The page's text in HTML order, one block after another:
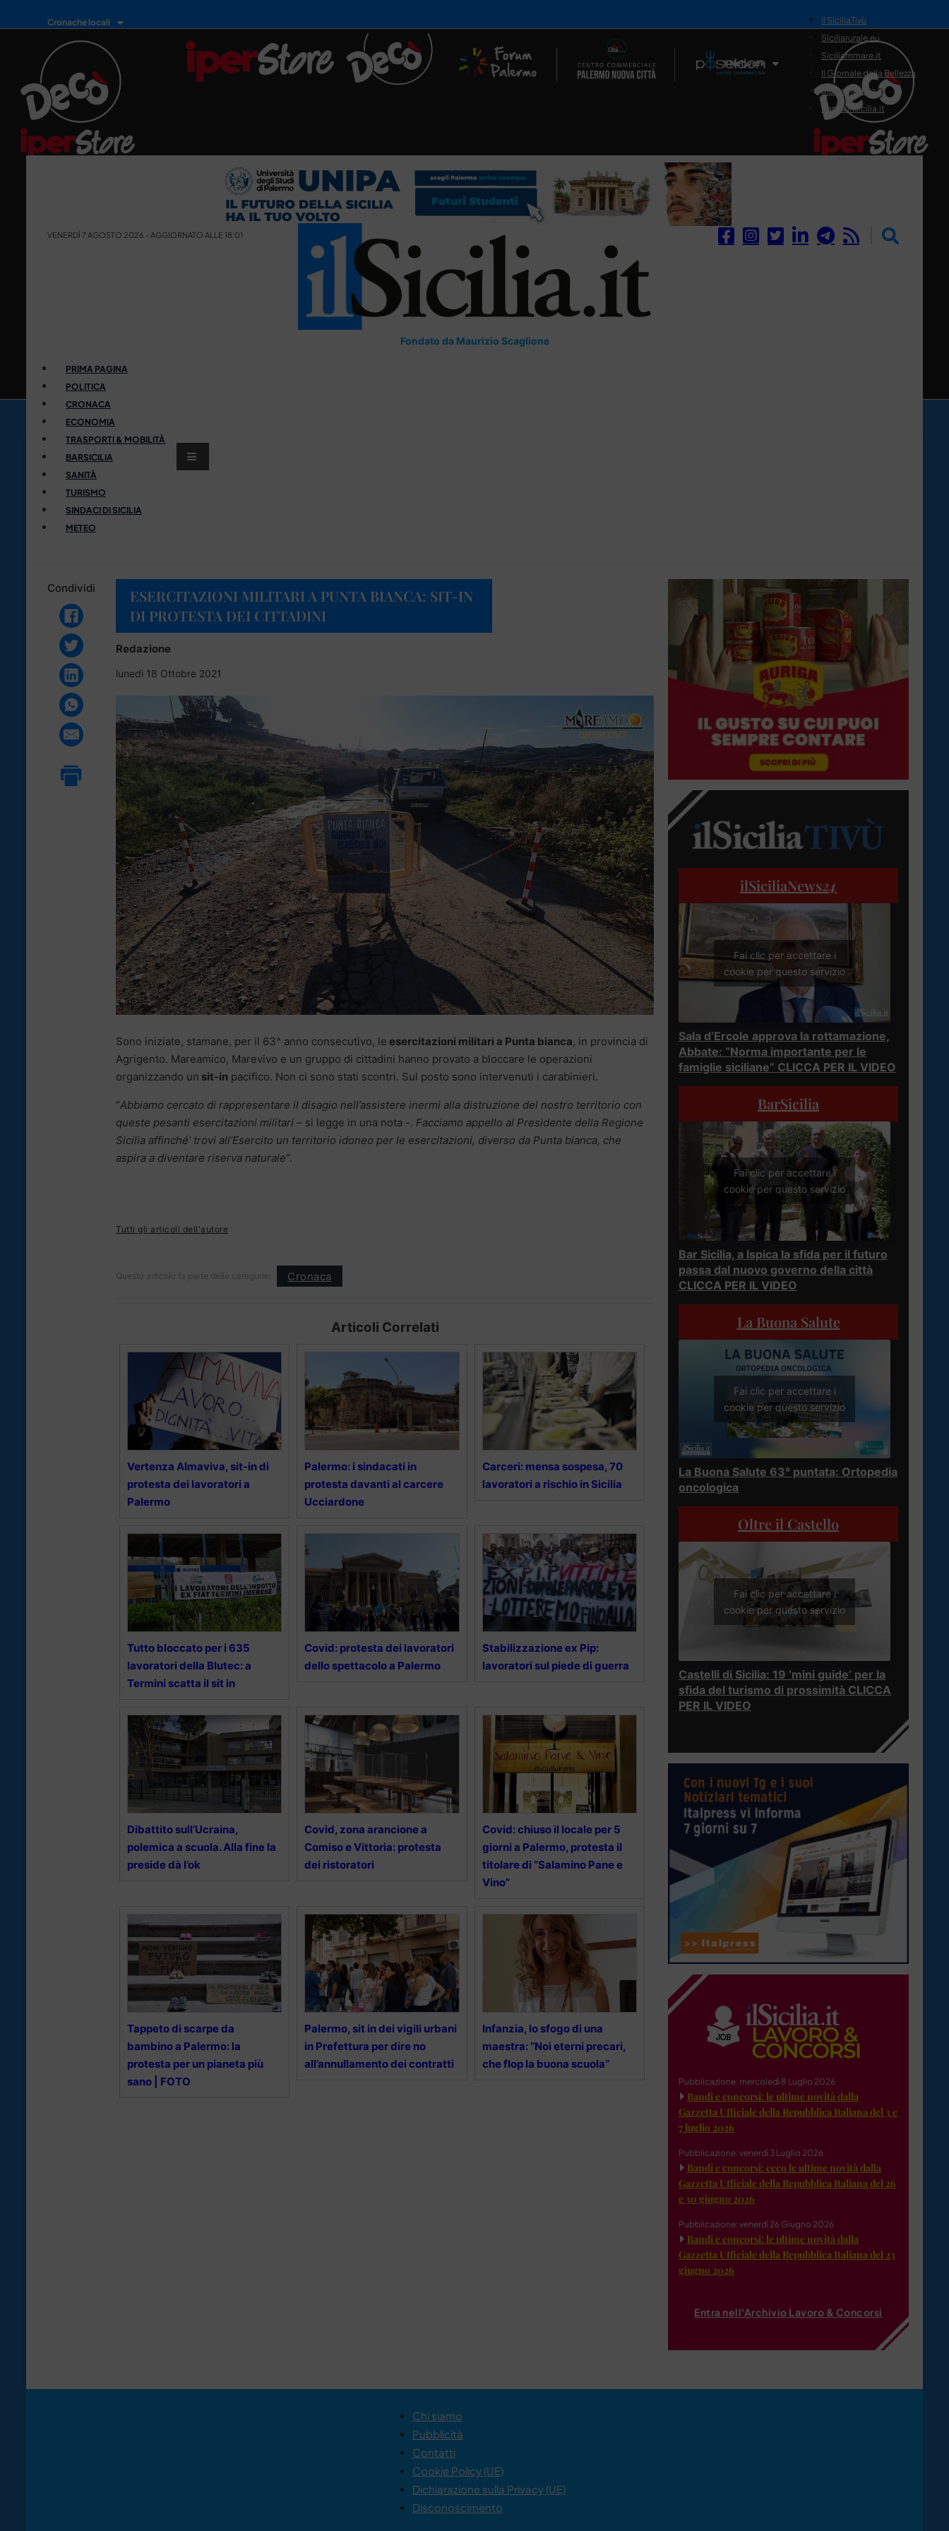
Cronache locali
Il Network
il SiciliaTivù
Siciliarurale.eu
Siciliammare.it
Il Giornale della Bellezza
Siciliamedica.it
Sanitainsicilia.it
VENERDÌ 7 AGOSTO 2026 - AGGIORNATO ALLE 18:01
Fondato da Maurizio Scaglione
PRIMA PAGINA
POLITICA
CRONACA
ECONOMIA
TRASPORTI & MOBILITÀ
BARSICILIA
SANITÀ
TURISMO
SINDACI DI SICILIA
METEO
Condividi
ESERCITAZIONI MILITARI A PUNTA BIANCA: SIT-IN
DI PROTESTA DEI CITTADINI
Redazione
lunedì 18 Ottobre 2021
Sono iniziate, stamane, per il 63^ anno consecutivo, le esercitazioni militari a Punta bianca, in provincia di
Agrigento. Mareamico, Marevivo e un gruppo di cittadini hanno provato a bloccare le operazioni
organizzando un sit-in pacifico. Non ci sono stati scontri. Sul posto sono intervenuti i carabinieri.
“Abbiamo cercato di rappresentare il disagio nell’assistere inermi alla distruzione del nostro territorio con
queste pesanti esercitazioni militari – si legge in una nota -. Facciamo appello al Presidente della Regione
Sicilia affinché’ trovi all’Esercito un territorio idoneo per le esercitazioni, diverso da Punta bianca, che
aspira a diventare riserva naturale“.
Tutti gli articoli dell'autore
Questo articolo fa parte delle categorie: Cronaca
Articoli Correlati
Vertenza Almaviva, sit-in di
protesta dei lavoratori a
Palermo
Palermo: i sindacati in
protesta davanti al carcere
Ucciardone
Carceri: mensa sospesa, 70
lavoratori a rischio in Sicilia
Tutto bloccato per i 635
lavoratori della Blutec: a
Termini scatta il sit in
Covid: protesta dei lavoratori
dello spettacolo a Palermo
Stabilizzazione ex Pip:
lavoratori sul piede di guerra
Dibattito sull’Ucraina,
polemica a scuola. Alla fine la
preside dà l’ok
Covid, zona arancione a
Comiso e Vittoria: protesta
dei ristoratori
Covid: chiuso il locale per 5
giorni a Palermo, protesta il
titolare di “Salamino Pane e
Vino”
Tappeto di scarpe da
bambino a Palermo: la
protesta per un pianeta più
sano | FOTO
Palermo, sit in dei vigili urbani
in Prefettura per dire no
all’annullamento dei contratti
Infanzia, lo sfogo di una
maestra: “Noi eterni precari,
che flop la buona scuola”
ilSiciliaNews24
Fai clic per accettare i
cookie per questo servizio
Sala d’Ercole approva la rottamazione,
Abbate: “Norma importante per le
famiglie siciliane” CLICCA PER IL VIDEO
BarSicilia
Fai clic per accettare i
cookie per questo servizio
Bar Sicilia, a Ispica la sfida per il futuro
passa dal nuovo governo della città
CLICCA PER IL VIDEO
La Buona Salute
Fai clic per accettare i
cookie per questo servizio
La Buona Salute 63° puntata: Ortopedia
oncologica
Oltre il Castello
Fai clic per accettare i
cookie per questo servizio
Castelli di Sicilia: 19 ‘mini guide’ per la
sfida del turismo di prossimità CLICCA
PER IL VIDEO
Pubblicazione: mercoledì 8 Luglio 2026
Bandi e concorsi: le ultime novità dalla
Gazzetta Ufficiale della Repubblica Italiana del 3 e
7 luglio 2026
Pubblicazione: venerdì 3 Luglio 2026
Bandi e concorsi: ecco le ultime novità dalla
Gazzetta Ufficiale della Repubblica Italiana del 26
e 30 giugno 2026
Pubblicazione: venerdì 26 Giugno 2026
Bandi e concorsi: le ultime novità dalla
Gazzetta Ufficiale della Repubblica Italiana del 23
giugno 2026
Entra nell'Archivio Lavoro & Concorsi
Chi siamo
Pubblicità
Contatti
Cookie Policy (UE)
Dichiarazione sulla Privacy (UE)
Disconoscimento